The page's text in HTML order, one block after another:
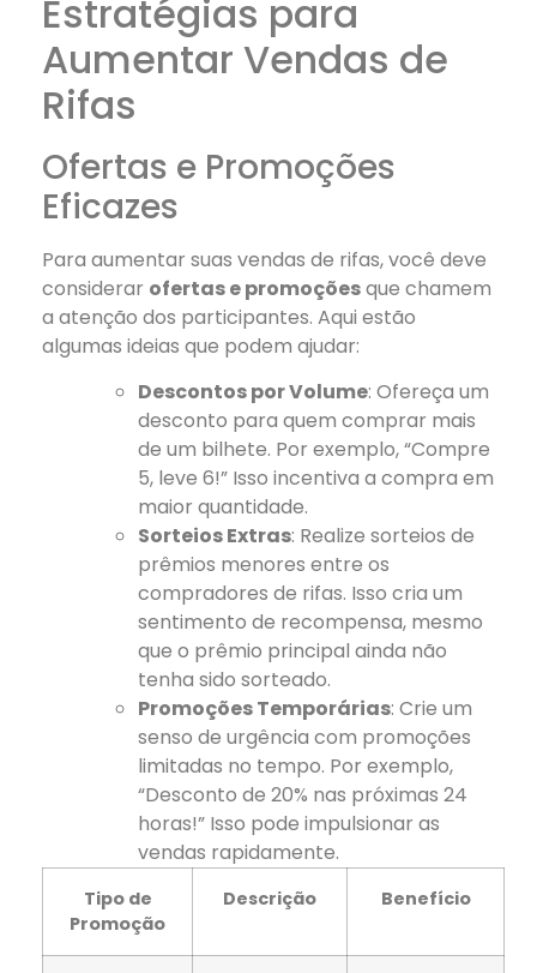
Estratégias para
Aumentar Vendas de
Rifas
Ofertas e Promoções
Eficazes
Para aumentar suas vendas de rifas, você deve
considerar ofertas e promoçõesque chamem
a atenção dos participantes. Aqui estão
algumas ideias que podem ajudar:
Descontos por Volume: Ofereça um
desconto para quem comprar mais
de um bilhete. Por exemplo, “Compre
5, leve 6!” Isso incentiva a compra em
maior quantidade.
Sorteios Extras: Realize sorteios de
prêmios menores entre os
compradores de rifas. Isso cria um
sentimento de recompensa, mesmo
que o prêmio principal ainda não
tenha sido sorteado.
Promoções Temporárias: Crie um
senso de urgência com promoções
limitadas no tempo. Por exemplo,
“Desconto de 20% nas próximas 24
horas!” Isso pode impulsionar as
vendas rapidamente.
Tipo de
Promoção
Descrição Benefício